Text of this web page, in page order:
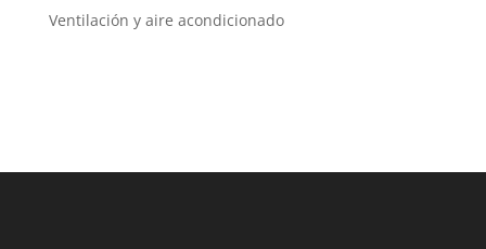
Ventilación y aire acondicionado